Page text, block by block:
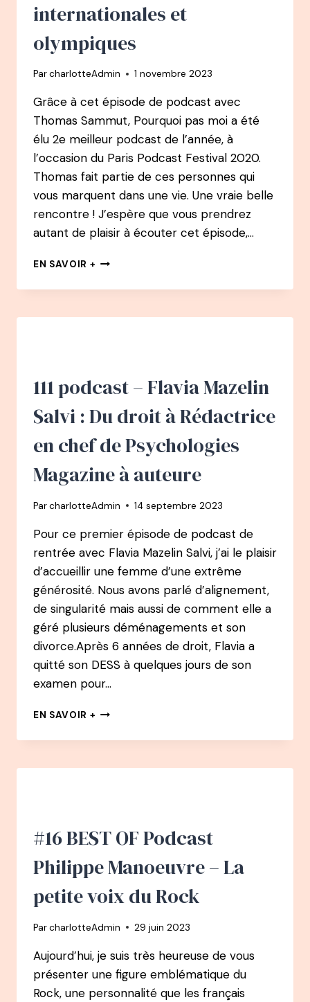
internationales et
olympiques
ParcharlotteAdmin 1 novembre 2023
Grâce à cet épisode de podcast avec
Thomas Sammut, Pourquoi pas moi a été
élu 2e meilleur podcast de l’année, à
l’occasion du Paris Podcast Festival 2020.
Thomas fait partie de ces personnes qui
vous marquent dans une vie. Une vraie belle
rencontre ! J’espère que vous prendrez
autant de plaisir à écouter cet épisode,…
EN SAVOIR + BEST
#13
–
CANCRE
PRÉPARATEUR
AUX
MÉDAILLES
ET
111 podcast – Flavia Mazelin
Salvi : Du droit à Rédactrice
en chef de Psychologies
Magazine à auteure
ParcharlotteAdmin 14 septembre 2023
Pour ce premier épisode de podcast de
rentrée avec Flavia Mazelin Salvi, j’ai le plaisir
d’accueillir une femme d’une extrême
générosité. Nous avons parlé d’alignement,
de singularité mais aussi de comment elle a
géré plusieurs déménagements et son
divorce.Après 6 années de droit, Flavia a
quitté son DESS à quelques jours de son
examen pour…
EN SAVOIR + 111
–
MAZELIN
À
EN
DE
MAGAZINE
AUTEURE
#16 BEST OF Podcast
Philippe Manoeuvre – La
petite voix du Rock
ParcharlotteAdmin 29 juin 2023
Aujourd’hui, je suis très heureuse de vous
présenter une figure emblématique du
Rock, une personnalité que les français